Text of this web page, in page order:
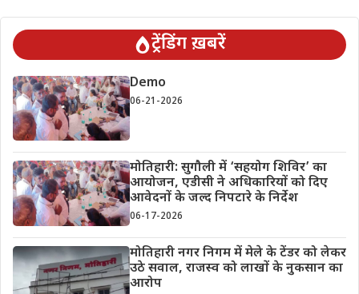
ट्रेंडिंग ख़बरें
Demo
06-21-2026
मोतिहारी: सुगौली में ‘सहयोग शिविर’ का
आयोजन, एडीसी ने अधिकारियों को दिए
आवेदनों के जल्द निपटारे के निर्देश
06-17-2026
मोतिहारी नगर निगम में मेले के टेंडर को लेकर
उठे सवाल, राजस्व को लाखों के नुकसान का
आरोप